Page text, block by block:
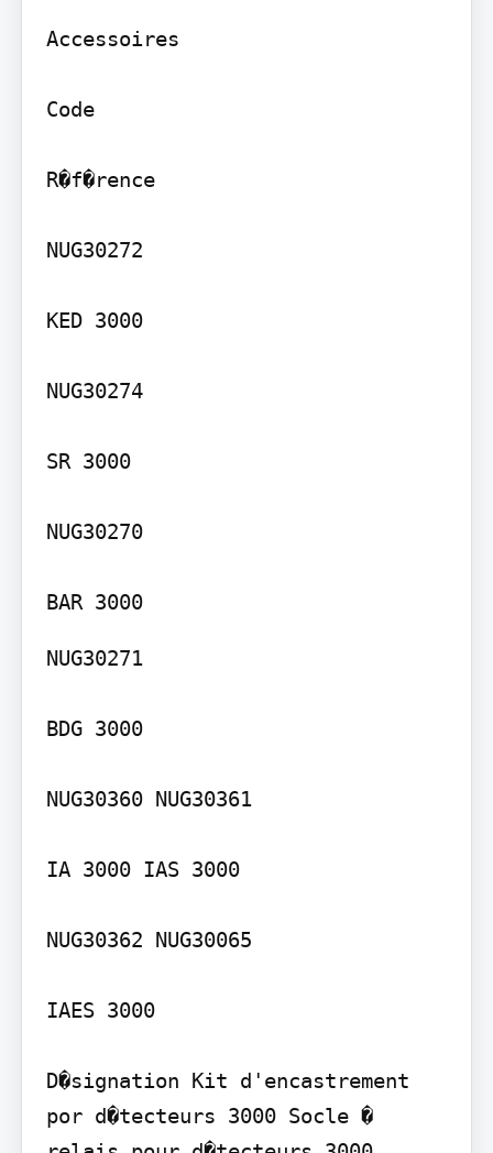
Accessoires
Code
R�f�rence
NUG30272
KED 3000
NUG30274
SR 3000
NUG30270
BAR 3000
NUG30271
BDG 3000
NUG30360 NUG30361
IA 3000 IAS 3000
NUG30362 NUG30065
IAES 3000
D�signation Kit d'encastrement
por d�tecteurs 3000 Socle �